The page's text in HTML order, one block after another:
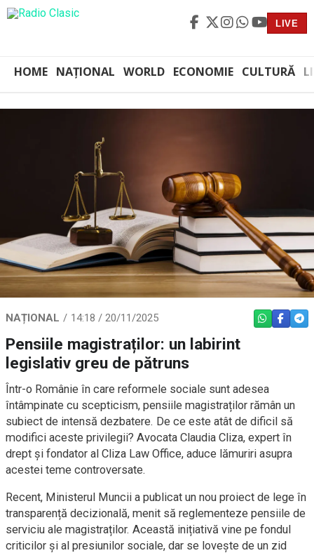
LIVE
HOME NAȚIONAL WORLD ECONOMIE CULTURĂ
NAȚIONAL 14:18 / 20/11/2025 WHATSAPP
Pensiile magistraților: un labirint
legislativ greu de pătruns
Într-o Românie în care reformele sociale sunt adesea
întâmpinate cu scepticism, pensiile magistraților rămân un
subiect de intensă dezbatere. De ce este atât de dificil să
modifici aceste privilegii? Avocata Claudia Cliza, expert în
drept și fondator al Cliza Law Office, aduce lămuriri asupra
acestei teme controversate.
Recent, Ministerul Muncii a publicat un nou proiect de lege în
transparență decizională, menit să reglementeze pensiile de
serviciu ale magistraților. Această inițiativă vine pe fondul
criticilor și al presiunilor sociale, dar se lovește de un zid